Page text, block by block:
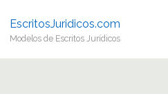
EscritosJuridicos.com
Modelos de Escritos Jurídicos